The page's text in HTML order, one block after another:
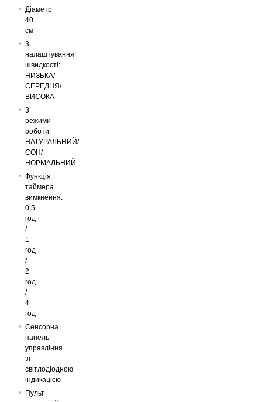
Діаметр
40
см
3
налаштування
швидкості:
НИЗЬКА/
СЕРЕДНЯ/
ВИСОКА
3
режими
роботи:
НАТУРАЛЬНИЙ/
СОН/
НОРМАЛЬНИЙ
Функція
таймера
вимкнення:
0,5
год
/
1
год
/
2
год
/
4
год
Сенсорна
панель
управління
зі
світлодіодною
індикацією
Пульт